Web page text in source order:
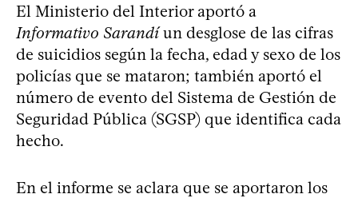
El Ministerio del Interior aportó a
Informativo Sarandíun desglose de las cifras
de suicidios según la fecha, edad y sexo de los
policías que se mataron; también aportó el
número de evento del Sistema de Gestión de
Seguridad Pública (SGSP) que identifica cada
hecho.
En el informe se aclara que se aportaron los